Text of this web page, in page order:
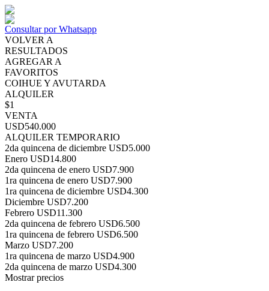
Consultar por Whatsapp
VOLVER A
RESULTADOS
AGREGAR A
FAVORITOS
COIHUE Y AVUTARDA
ALQUILER
$1
VENTA
USD540.000
ALQUILER TEMPORARIO
2da quincena de diciembre USD5.000
Enero USD14.800
2da quincena de enero USD7.900
1ra quincena de enero USD7.900
1ra quincena de diciembre USD4.300
Diciembre USD7.200
Febrero USD11.300
2da quincena de febrero USD6.500
1ra quincena de febrero USD6.500
Marzo USD7.200
1ra quincena de marzo USD4.900
2da quincena de marzo USD4.300
Mostrar precios